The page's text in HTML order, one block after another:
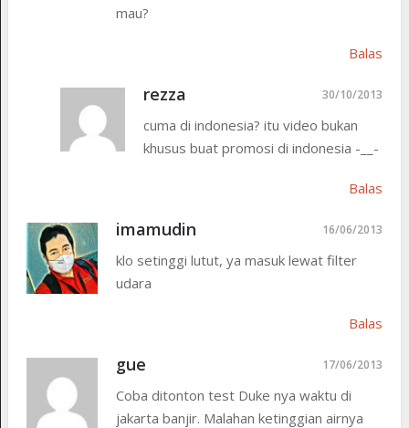
mau?
Balas
rezza 30/10/2013
cuma di indonesia? itu video bukan
khusus buat promosi di indonesia -__-
Balas
imamudin 16/06/2013
klo setinggi lutut, ya masuk lewat filter
udara
Balas
gue 17/06/2013
Coba ditonton test Duke nya waktu di
jakarta banjir. Malahan ketinggian airnya